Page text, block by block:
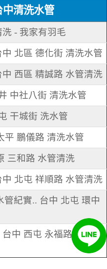
清洗水管
- 我家有羽毛
北區 德化街 清洗水管
西區 精誠路 水管清洗
中社八街 清洗水管
干城街 洗水管
平 鵬儀路 清洗水管
三和路 水管清洗
北屯 祥順路 水管清洗
紀實.. 台中 北屯 環中
中 西屯 永福路 清洗水